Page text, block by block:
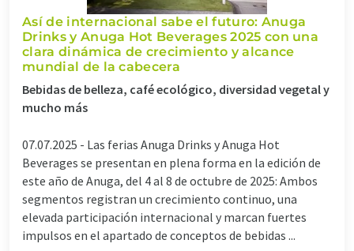
Así de internacional sabe el futuro: Anuga
Drinks y Anuga Hot Beverages 2025 con una
clara dinámica de crecimiento y alcance
mundial de la cabecera
Bebidas de belleza, café ecológico, diversidad vegetal y
mucho más
07.07.2025 - Las ferias Anuga Drinks y Anuga Hot
Beverages se presentan en plena forma en la edición de
este año de Anuga, del 4 al 8 de octubre de 2025: Ambos
segmentos registran un crecimiento continuo, una
elevada participación internacional y marcan fuertes
impulsos en el apartado de conceptos de bebidas ...